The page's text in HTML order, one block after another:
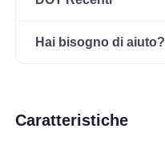
Hai bisogno di aiuto?
Caratteristiche